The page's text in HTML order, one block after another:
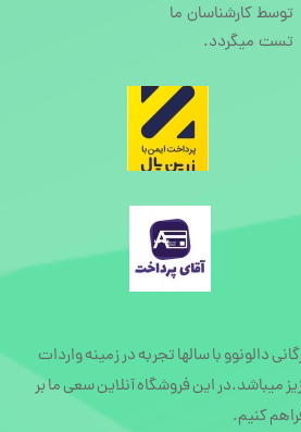
دالونوو با سالها تجربه در زمینه واردات
میباشد.در این فروشگاه آنلاین سعی ما بر
کنیم.
توسط کارشناسان ما
تست میگردد.